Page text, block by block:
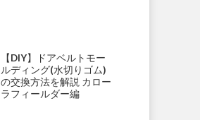
【DIY】ドアベルトモー
ルディング(水切りゴム)
の交換方法を解説 カロー
ラフィールダー編